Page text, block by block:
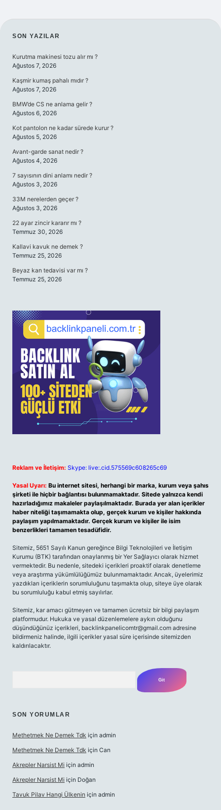
SIDEBAR
SON YAZILAR
Kurutma makinesi tozu alır mı ?
Ağustos 7, 2026
Kaşmir kumaş pahalı mıdır ?
Ağustos 7, 2026
BMW’de CS ne anlama gelir ?
Ağustos 6, 2026
Kot pantolon ne kadar sürede kurur ?
Ağustos 5, 2026
Avant-garde sanat nedir ?
Ağustos 4, 2026
7 sayısının dini anlamı nedir ?
Ağustos 3, 2026
33M nerelerden geçer ?
Ağustos 3, 2026
22 ayar zincir kararır mı ?
Temmuz 30, 2026
Kallavi kavuk ne demek ?
Temmuz 25, 2026
Beyaz kan tedavisi var mı ?
Temmuz 25, 2026
Reklam ve İletişim: Skype: live:.cid.575569c608265c69
Yasal Uyarı: Bu internet sitesi, herhangi bir marka, kurum veya şahıs
şirketi ile hiçbir bağlantısı bulunmamaktadır. Sitede yalnızca kendi
hazırladığımız makaleler paylaşılmaktadır. Burada yer alan içerikler
haber niteliği taşımamakta olup, gerçek kurum ve kişiler hakkında
paylaşım yapılmamaktadır. Gerçek kurum ve kişiler ile isim
benzerlikleri tamamen tesadüfidir.
Sitemiz, 5651 Sayılı Kanun gereğince Bilgi Teknolojileri ve İletişim
Kurumu (BTK) tarafından onaylanmış bir Yer Sağlayıcı olarak hizmet
vermektedir. Bu nedenle, sitedeki içerikleri proaktif olarak denetleme
veya araştırma yükümlülüğümüz bulunmamaktadır. Ancak, üyelerimiz
yazdıkları içeriklerin sorumluluğunu taşımakta olup, siteye üye olarak
bu sorumluluğu kabul etmiş sayılırlar.
Sitemiz, kar amacı gütmeyen ve tamamen ücretsiz bir bilgi paylaşım
platformudur. Hukuka ve yasal düzenlemelere aykırı olduğunu
düşündüğünüz içerikleri, backlinkpanelicomtr@gmail.com adresine
bildirmeniz halinde, ilgili içerikler yasal süre içerisinde sitemizden
kaldırılacaktır.
SON YORUMLAR
Methetmek Ne Demek Tdk için admin
Methetmek Ne Demek Tdk için Can
Akrepler Narsist Mi için admin
Akrepler Narsist Mi için Doğan
Tavuk Pilav Hangi Ülkenin için admin